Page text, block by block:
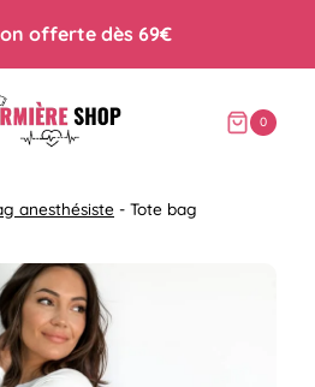
offerte dès 69€
0
anesthésiste - Tote bag